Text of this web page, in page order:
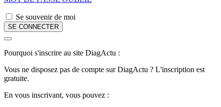
Se souvenir de moi
Pourquoi s'inscrire au site DiagActu :
Vous ne disposez pas de compte sur DiagActu ? L'inscription est
gratuite.
En vous inscrivant, vous pouvez :